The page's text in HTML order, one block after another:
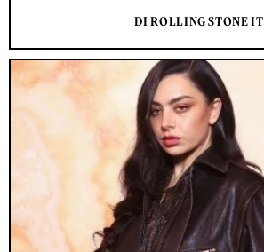
DI ROLLING STONE IT